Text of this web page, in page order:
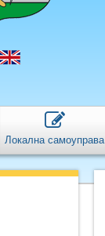
Локална самоуправа